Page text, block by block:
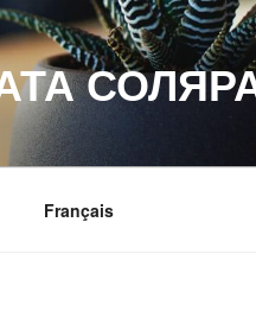
Français